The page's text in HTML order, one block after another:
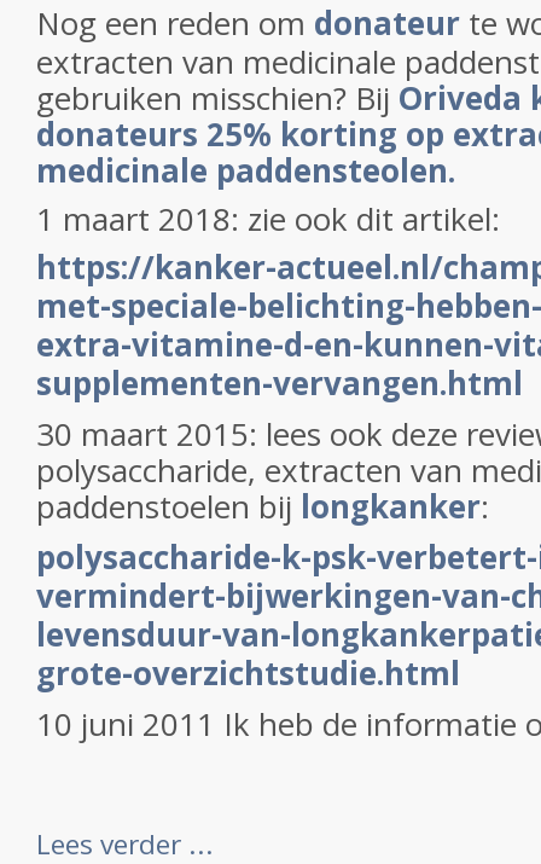
Nog een reden om donateur te
extracten van medicinale
gebruiken misschien? Bij Oriveda
donateurs 25% korting op
medicinale paddensteolen.
1 maart 2018: zie ook dit artikel:
https://kanker-actueel.nl/
met-speciale-belichting-
extra-vitamine-d-en-kunnen-
supplementen-vervangen.html
30 maart 2015: lees ook deze
polysaccharide, extracten van
paddenstoelen bij longkanker:
polysaccharide-k-psk-
vermindert-bijwerkingen-van-
levensduur-van-
grote-overzichtstudie.html
10 juni 2011 Ik heb de informatie
Lees verder ...